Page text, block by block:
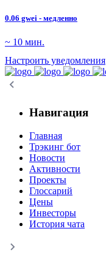
0.06 gwei - медленно
~ 10 мин.
Настроить уведомления
Навигация
Главная
Трэкинг бот
Новости
Активности
Проекты
Глоссарий
Цены
Инвесторы
История чата